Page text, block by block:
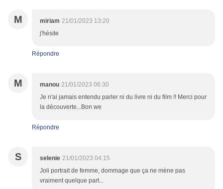
M miriam 21/01/2023 13:20
j'hésite
Répondre
M manou 21/01/2023 06:30
Je n'ai jamais entendu parler ni du livre ni du film !! Merci pour
la découverte...Bon we
Répondre
S selenie 21/01/2023 04:15
Joli portrait de femme, dommage que ça ne mène pas
vraiment quelque part...